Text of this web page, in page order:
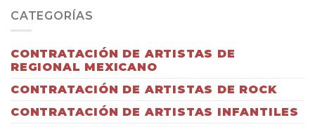
CATEGORÍAS
CONTRATACIÓN DE ARTISTAS DE
REGIONAL MEXICANO
CONTRATACIÓN DE ARTISTAS DE ROCK
CONTRATACIÓN DE ARTISTAS INFANTILES